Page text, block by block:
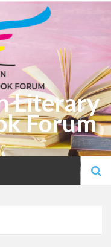
Literary
Forum